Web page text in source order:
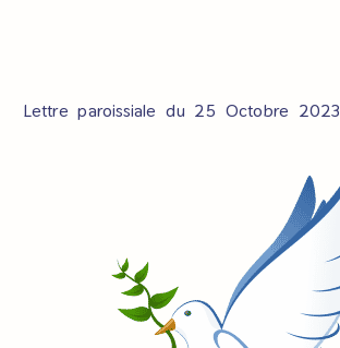
Lettre paroissiale du 25 Octobre 2023